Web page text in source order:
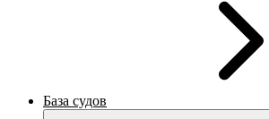
База судов